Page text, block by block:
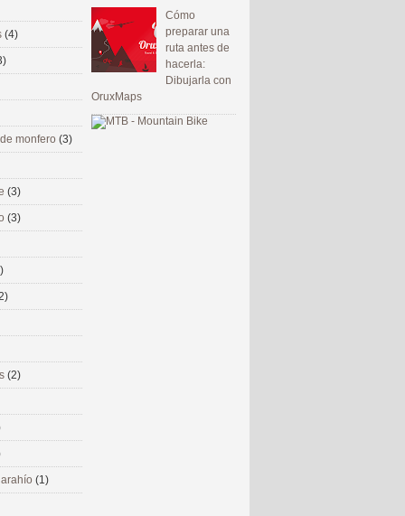
Cómo
preparar una
ruta antes de
hacerla:
Dibujarla con
OruxMaps
(4)
monfero (3)
(3)
(3)
(2)
(1)